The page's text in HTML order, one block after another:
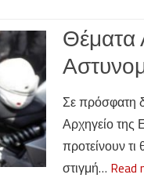
Θέματα
Σε πρόσφατη
Αρχηγείο της
προτείνουν
στιγμή… Read